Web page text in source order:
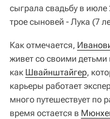
сыграла свадьбу в июле
трое сыновей - Лука (7
Как отмечается,
живет со своими детьми
как Швайнштайгер,
карьеры работает
много путешествует по
время остается в